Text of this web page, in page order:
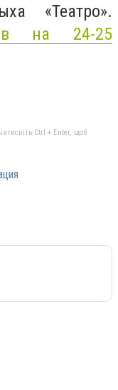
«Театро».
на 24-25
Ctrl + Enter, щоб